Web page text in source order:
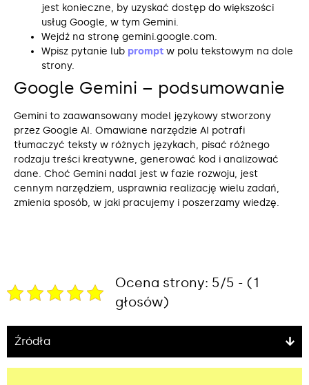
jest konieczne, by uzyskać dostęp do większości
usług Google, w tym Gemini.
Wejdź na stronę gemini.google.com.
Wpisz pytanie lub prompt w polu tekstowym na dole
strony.
Google Gemini – podsumowanie
Gemini to zaawansowany model językowy stworzony
przez Google AI. Omawiane narzędzie AI potrafi
tłumaczyć teksty w różnych językach, pisać różnego
rodzaju treści kreatywne, generować kod i analizować
dane. Choć Gemini nadal jest w fazie rozwoju, jest
cennym narzędziem, usprawnia realizację wielu zadań,
zmienia sposób, w jaki pracujemy i poszerzamy wiedzę.
Ocena strony: 5/5 - (1
głosów)
Źródła